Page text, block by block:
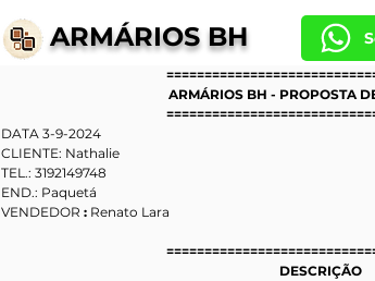
ARMÁRIOS BH
ARMÁRIOS BH - PROPOSTA
DATA 3-9-2024
CLIENTE: Nathalie
TEL.: 3192149748
END.: Paquetá
VENDEDOR : Renato Lara
DESCRIÇÃO